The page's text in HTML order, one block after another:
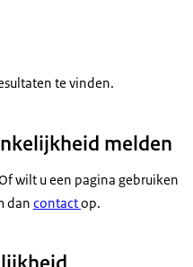
te vinden.
melden
wilt u een pagina gebruiken
dan contactop.